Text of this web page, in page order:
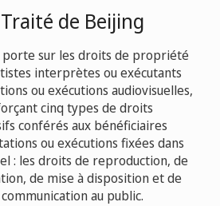
de Beijing
porte sur les droits de propriété
interprètes ou exécutants
ou exécutions audiovisuelles,
cinq types de droits
conférés aux bénéficiaires
ou exécutions fixées dans
: les droits de reproduction, de
de mise à disposition et de
au public.